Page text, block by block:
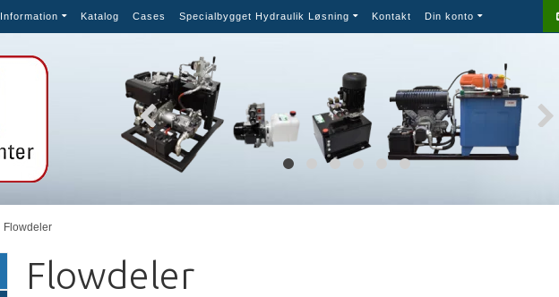
Information Katalog Cases Specialbygget Hydraulik Løsning Kontakt Din konto
Flowdeler
Flowdeler